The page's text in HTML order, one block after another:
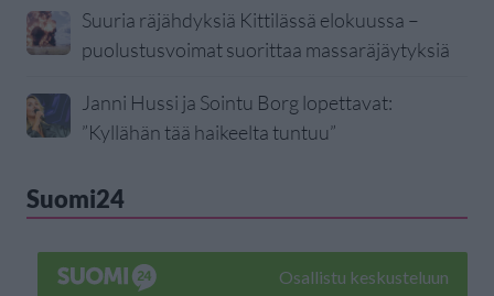
Suuria räjähdyksiä Kittilässä elokuussa –
puolustusvoimat suorittaa massaräjäytyksiä
Janni Hussi ja Sointu Borg lopettavat:
”Kyllähän tää haikeelta tuntuu”
Suomi24